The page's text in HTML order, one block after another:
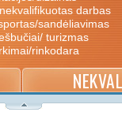
darbas
sandėliavimas
turizmas
rinkodara